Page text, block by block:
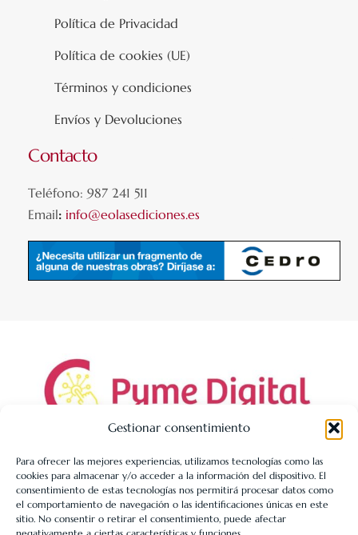
Gestionar consentimiento
Para ofrecer las mejores experiencias, utilizamos tecnologías como las
cookies para almacenar y/o acceder a la información del dispositivo. El
consentimiento de estas tecnologías nos permitirá procesar datos como
el comportamiento de navegación o las identificaciones únicas en este
sitio. No consentir o retirar el consentimiento, puede afectar
Política de Privacidad
Política de cookies (UE)
Términos y condiciones
Envíos y Devoluciones
Contacto
Teléfono: 987 241 511
Email: info@eolasediciones.es
LIBRERÍA UNIVERSITARIA LEÓN 1980 SLL ha sido beneficiaria
de Fondos Europeos, cuyo objetivo es la mejora de la
competitividad de las PYMES, y gracias al cual ha puesto en